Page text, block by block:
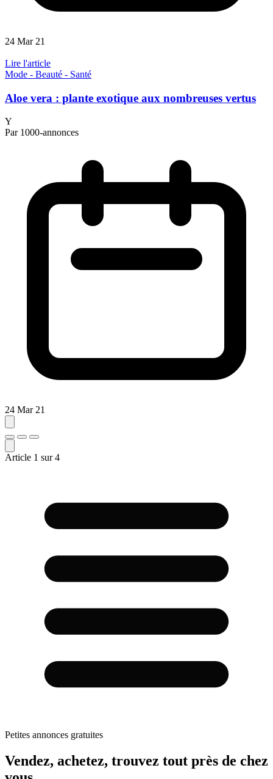
24 Mar 21
Lire l'article
Mode - Beauté - Santé
Aloe vera : plante exotique aux nombreuses vertus
Y
Par 1000-annonces
24 Mar 21
Article 1 sur4
Petites annonces gratuites
Vendez, achetez, trouvez tout près de chez